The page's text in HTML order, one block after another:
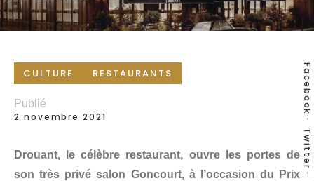
Facebook
Twitter
CULTURE RESTAURANTS
Publié
2 novembre 2021
Drouant, le célèbre restaurant, ouvre les portes de
son très privé salon Goncourt, à l’occasion du Prix